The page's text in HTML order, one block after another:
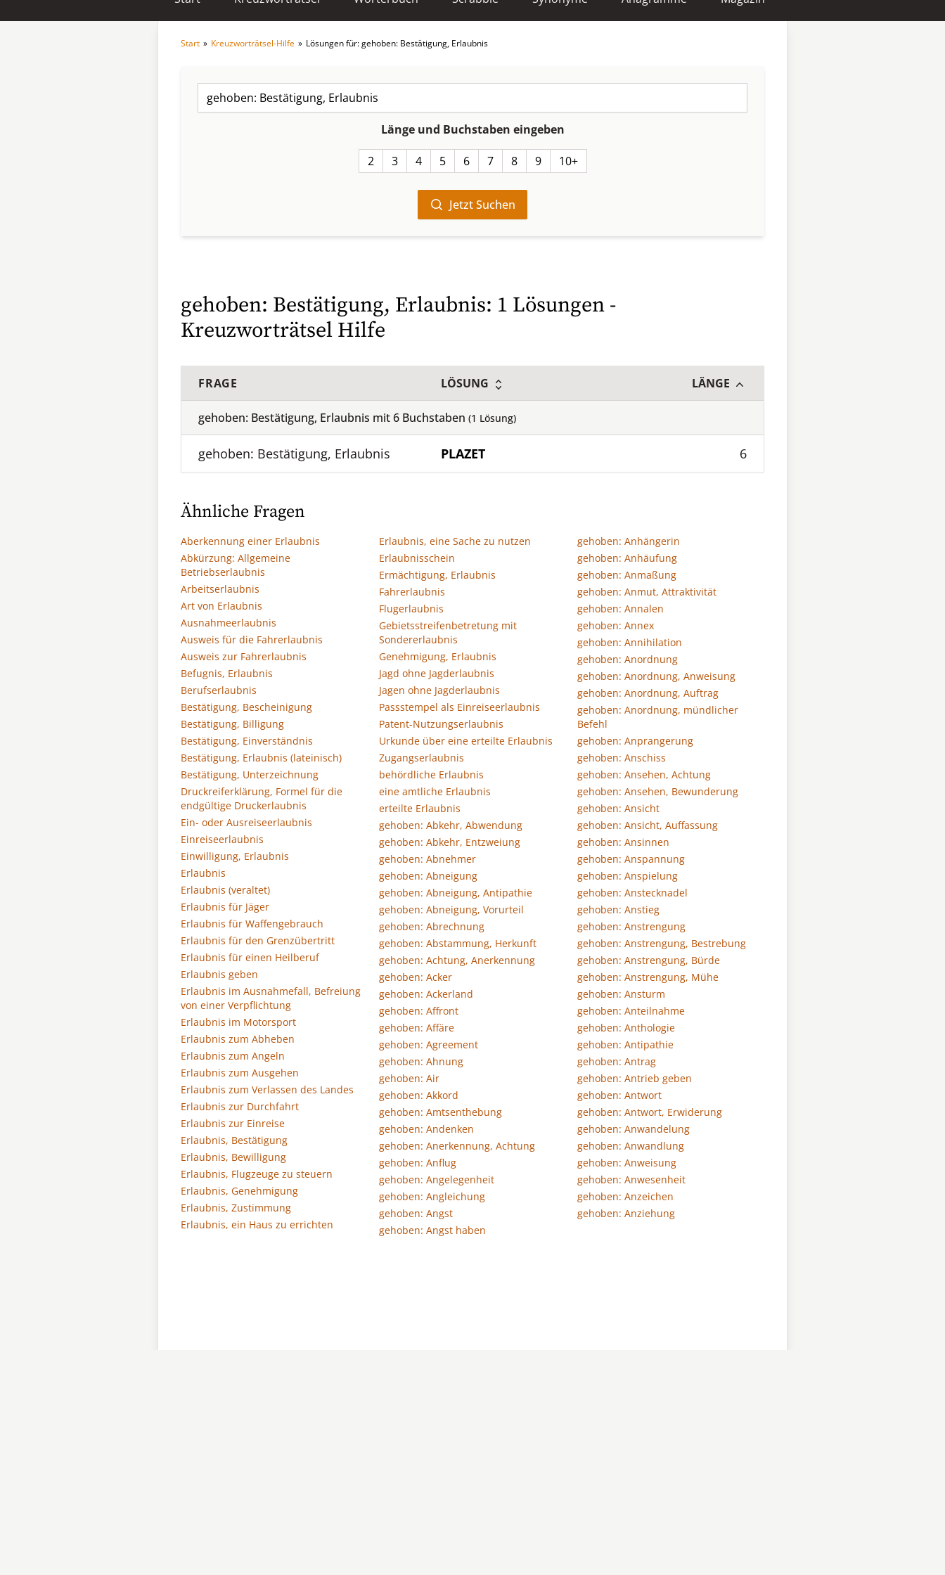
Start » Kreuzworträtsel-Hilfe » Lösungen für: gehoben: Bestätigung, Erlaubnis
Länge und Buchstaben eingeben
2 3 4 5 6 7 8 9 10+
Jetzt Suchen
gehoben: Bestätigung, Erlaubnis: 1 Lösungen -
Kreuzworträtsel Hilfe
FRAGE LÖSUNG LÄNGE
gehoben: Bestätigung, Erlaubnis mit6 Buchstaben (1 Lösung)
gehoben: Bestätigung, Erlaubnis PLAZET 6
Ähnliche Fragen
Aberkennung einer Erlaubnis
Abkürzung: Allgemeine
Betriebserlaubnis
Arbeitserlaubnis
Art von Erlaubnis
Ausnahmeerlaubnis
Ausweis für die Fahrerlaubnis
Ausweis zur Fahrerlaubnis
Befugnis, Erlaubnis
Berufserlaubnis
Bestätigung, Bescheinigung
Bestätigung, Billigung
Bestätigung, Einverständnis
Bestätigung, Erlaubnis (lateinisch)
Bestätigung, Unterzeichnung
Druckreiferklärung, Formel für die
endgültige Druckerlaubnis
Ein- oder Ausreiseerlaubnis
Einreiseerlaubnis
Einwilligung, Erlaubnis
Erlaubnis
Erlaubnis (veraltet)
Erlaubnis für Jäger
Erlaubnis für Waffengebrauch
Erlaubnis für den Grenzübertritt
Erlaubnis für einen Heilberuf
Erlaubnis geben
Erlaubnis im Ausnahmefall, Befreiung
von einer Verpflichtung
Erlaubnis im Motorsport
Erlaubnis zum Abheben
Erlaubnis zum Angeln
Erlaubnis zum Ausgehen
Erlaubnis zum Verlassen des Landes
Erlaubnis zur Durchfahrt
Erlaubnis zur Einreise
Erlaubnis, Bestätigung
Erlaubnis, Bewilligung
Erlaubnis, Flugzeuge zu steuern
Erlaubnis, Genehmigung
Erlaubnis, Zustimmung
Erlaubnis, ein Haus zu errichten
Erlaubnis, eine Sache zu nutzen
Erlaubnisschein
Ermächtigung, Erlaubnis
Fahrerlaubnis
Flugerlaubnis
Gebietsstreifenbetretung mit
Sondererlaubnis
Genehmigung, Erlaubnis
Jagd ohne Jagderlaubnis
Jagen ohne Jagderlaubnis
Passstempel als Einreiseerlaubnis
Patent-Nutzungserlaubnis
Urkunde über eine erteilte Erlaubnis
Zugangserlaubnis
behördliche Erlaubnis
eine amtliche Erlaubnis
erteilte Erlaubnis
gehoben: Abkehr, Abwendung
gehoben: Abkehr, Entzweiung
gehoben: Abnehmer
gehoben: Abneigung
gehoben: Abneigung, Antipathie
gehoben: Abneigung, Vorurteil
gehoben: Abrechnung
gehoben: Abstammung, Herkunft
gehoben: Achtung, Anerkennung
gehoben: Acker
gehoben: Ackerland
gehoben: Affront
gehoben: Affäre
gehoben: Agreement
gehoben: Ahnung
gehoben: Air
gehoben: Akkord
gehoben: Amtsenthebung
gehoben: Andenken
gehoben: Anerkennung, Achtung
gehoben: Anflug
gehoben: Angelegenheit
gehoben: Angleichung
gehoben: Angst
gehoben: Angst haben
gehoben: Anhängerin
gehoben: Anhäufung
gehoben: Anmaßung
gehoben: Anmut, Attraktivität
gehoben: Annalen
gehoben: Annex
gehoben: Annihilation
gehoben: Anordnung
gehoben: Anordnung, Anweisung
gehoben: Anordnung, Auftrag
gehoben: Anordnung, mündlicher
Befehl
gehoben: Anprangerung
gehoben: Anschiss
gehoben: Ansehen, Achtung
gehoben: Ansehen, Bewunderung
gehoben: Ansicht
gehoben: Ansicht, Auffassung
gehoben: Ansinnen
gehoben: Anspannung
gehoben: Anspielung
gehoben: Anstecknadel
gehoben: Anstieg
gehoben: Anstrengung
gehoben: Anstrengung, Bestrebung
gehoben: Anstrengung, Bürde
gehoben: Anstrengung, Mühe
gehoben: Ansturm
gehoben: Anteilnahme
gehoben: Anthologie
gehoben: Antipathie
gehoben: Antrag
gehoben: Antrieb geben
gehoben: Antwort
gehoben: Antwort, Erwiderung
gehoben: Anwandelung
gehoben: Anwandlung
gehoben: Anweisung
gehoben: Anwesenheit
gehoben: Anzeichen
gehoben: Anziehung